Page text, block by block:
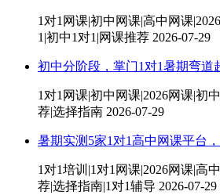
1对1网课|初中网课|高中网课
1|初中1对1|网课推荐 2026-07-29
初中分阶段，掌门1对1暑期弯道
1对1网课|初中网课|2026网课|初
荐|选择指南 2026-07-29
暑期实测5家1对1高中网课平台
1对1培训|1对1网课|2026网课|高
荐|选择指南|1对1辅导 2026-07-29